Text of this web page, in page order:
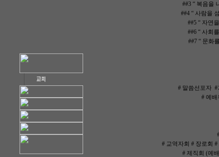
##3 “ 복음을
##4 “ 사람을
##5 “ 자연
##6 “ 사회
##7 “ 문화
# 말씀선포자 #
# 예
# 교역자회 # 장로회
# 제직회 (예